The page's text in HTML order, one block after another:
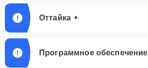
Оттайка
Программное обеспечение